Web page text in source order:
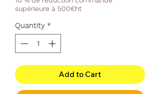
supérieure à 500€ht
Quantity *
Add to Cart